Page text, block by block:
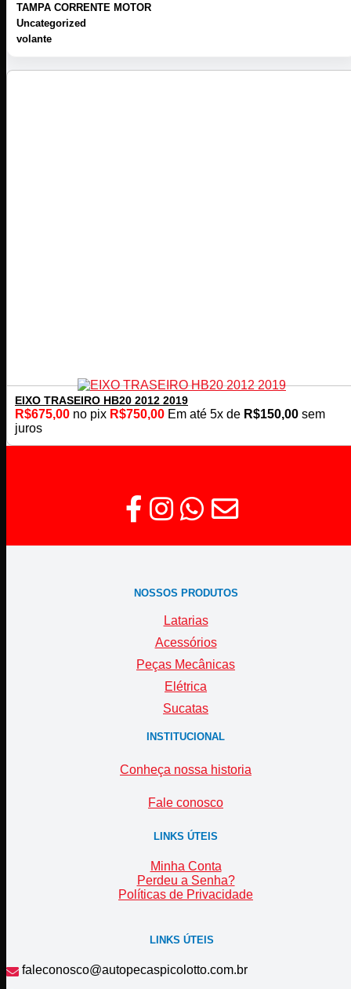
TAMPA CORRENTE MOTOR
Uncategorized
volante
EIXO TRASEIRO HB20 2012 2019
R$675,00 no pix R$750,00 Em até 5x de R$150,00 sem
juros
NOSSOS PRODUTOS
Latarias
Acessórios
Peças Mecânicas
Elétrica
Sucatas
INSTITUCIONAL
Conheça nossa historia
Fale conosco
LINKS ÚTEIS
Minha Conta
Perdeu a Senha?
Políticas de Privacidade
LINKS ÚTEIS
faleconosco@autopecaspicolotto.com.br